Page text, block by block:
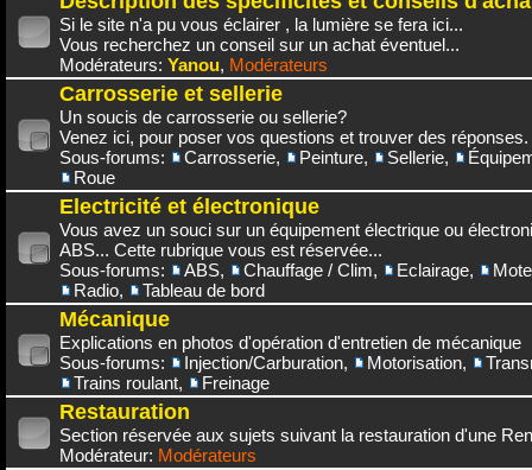
Si le site n'a pu vous éclairer , la lumière se fera ici...
Vous recherchez un conseil sur un achat éventuel...
Modérateurs: Yanou, Modérateurs
Carrosserie et sellerie
Un soucis de carrosserie ou sellerie?
Venez ici, pour poser vos questions et trouver des réponses.
Sous-forums:
Carrosserie, Peinture, Sellerie,
Roue
Electricité et électronique
Vous avez un souci sur un équipement électrique ou
ABS... Cette rubrique vous est réservée...
Sous-forums:
ABS, Chauffage / Clim, Eclairage,
Radio, Tableau de bord
Mécanique
Explications en photos d'opération d'entretien de mécanique
Sous-forums:
Injection/Carburation, Motorisation,
Trains roulant, Freinage
Restauration
Section réservée aux sujets suivant la restauration d'une
Modérateur: Modérateurs